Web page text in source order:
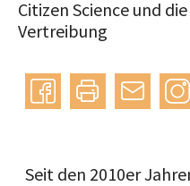
Citizen Science und
Vertreibung
Seit den 2010er